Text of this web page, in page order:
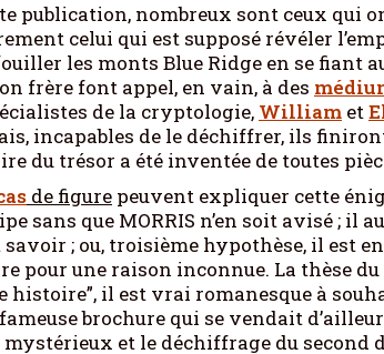
publication, nombreux sont ceux qui
celui qui est supposé révéler
les monts Blue Ridge en se fiant
frère font appel, en vain, à des
de la cryptologie, William et
incapables de le déchiffrer, ils
du trésor a été inventée de toutes
de figure peuvent expliquer cette
sans que MORRIS n’en soit avisé ;
savoir ; ou, troisième hypothèse, il est
pour une raison inconnue. La thèse du
histoire”, il est vrai romanesque à
brochure qui se vendait
et le déchiffrage du second